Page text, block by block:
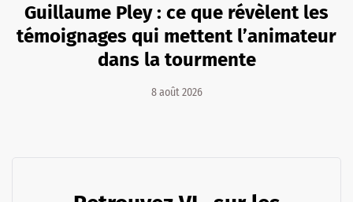
Guillaume Pley : ce que révèlent les
témoignages qui mettent l’animateur
dans la tourmente
8 août 2026